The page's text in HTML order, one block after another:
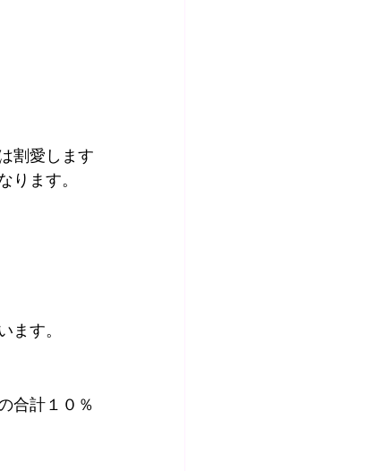
割愛します
ります。
ます。
合計１０％